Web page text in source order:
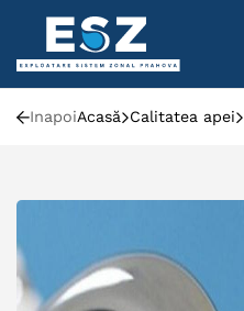
InapoiAcasă Calitatea apei